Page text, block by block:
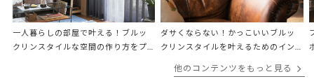
一人暮らしの部屋で叶える！ブルッ
クリンスタイルな空間の作り方をプ
ダサくならない！かっこいいブルッ
クリンスタイルを叶えるためのイン
他のコンテンツをもっと見る